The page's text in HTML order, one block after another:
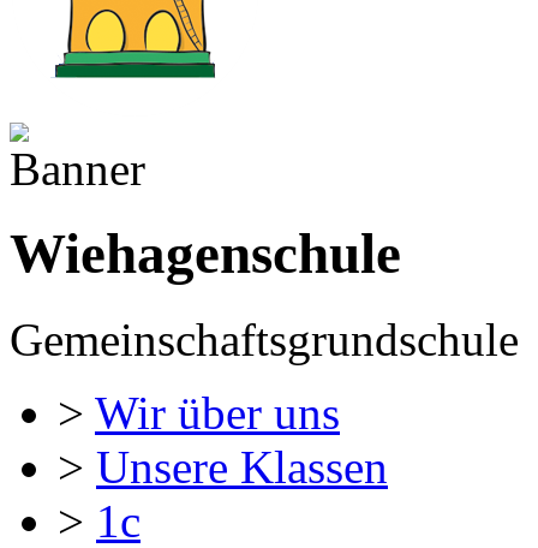
Wiehagenschule
Gemeinschaftsgrundschule
> Wir über uns
> Unsere Klassen
> 1c